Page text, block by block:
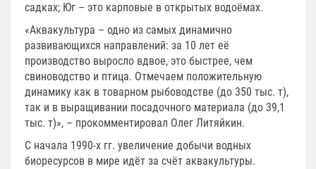
садках; Юг – это карповые в открытых водоёмах.
«Аквакультура – одно из самых динамично
развивающихся направлений: за 10 лет её
производство выросло вдвое, это быстрее, чем
свиноводство и птица. Отмечаем положительную
динамику как в товарном рыбоводстве (до 350 тыс. т),
так и в выращивании посадочного материала (до 39,1
тыс. т)», – прокомментировал Олег Литяйкин.
С начала 1990-х гг. увеличение добычи водных
биоресурсов в мире идёт за счёт аквакультуры.